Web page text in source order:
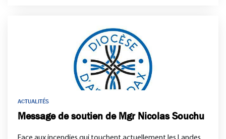
ACTUALITÉS
Message de soutien de Mgr Nicolas Souchu